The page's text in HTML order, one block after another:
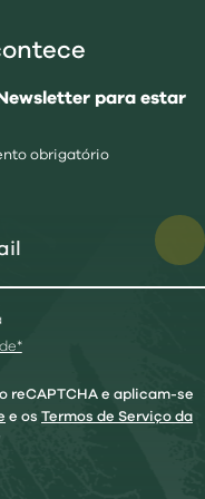
para estar
obrigatório
reCAPTCHA e aplicam-se
e os Termos de Serviço da